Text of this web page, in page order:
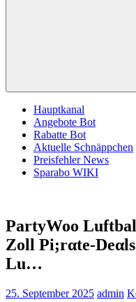
Hauptkanal
Angebote Bot
Rabatte Bot
Aktuelle Schnäppchen
Preisfehler News
Sparabo WIKI
PartyWoo
Zoll Pi;rαtе-
Lu…
25. September 2025 admin